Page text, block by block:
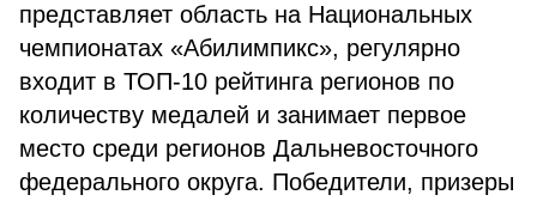
представляет область на Национальных
чемпионатах «Абилимпикс», регулярно
входит в ТОП-10 рейтинга регионов по
количеству медалей и занимает первое
место среди регионов Дальневосточного
федерального округа. Победители, призеры